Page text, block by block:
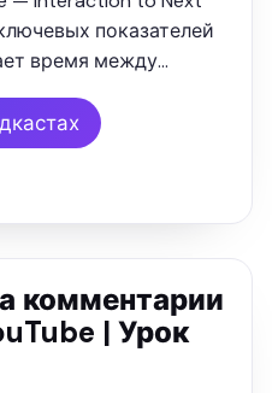
показателей
время между
взаимодействие. …
комментарии
| Урок